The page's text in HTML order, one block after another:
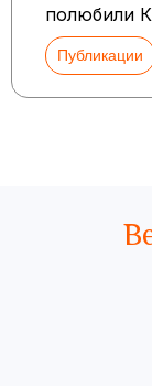
полюбили
Публикации